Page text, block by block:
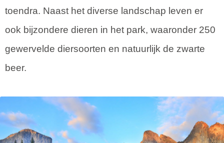
toendra. Naast het diverse landschap leven er
ook bijzondere dieren in het park, waaronder 250
gewervelde diersoorten en natuurlijk de zwarte
beer.